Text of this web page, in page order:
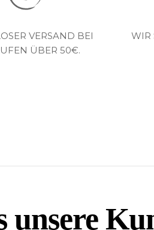
VERSAND BEI
ÜBER 50€.
WIR
unsere